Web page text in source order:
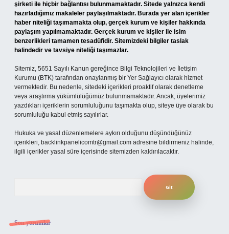
şirketi ile hiçbir bağlantısı bulunmamaktadır. Sitede yalnızca kendi
hazırladığımız makaleler paylaşılmaktadır. Burada yer alan içerikler
haber niteliği taşımamakta olup, gerçek kurum ve kişiler hakkında
paylaşım yapılmamaktadır. Gerçek kurum ve kişiler ile isim
benzerlikleri tamamen tesadüfidir. Sitemizdeki bilgiler taslak
halindedir ve tavsiye niteliği taşımazlar.
Sitemiz, 5651 Sayılı Kanun gereğince Bilgi Teknolojileri ve İletişim
Kurumu (BTK) tarafından onaylanmış bir Yer Sağlayıcı olarak hizmet
vermektedir. Bu nedenle, sitedeki içerikleri proaktif olarak denetleme
veya araştırma yükümlülüğümüz bulunmamaktadır. Ancak, üyelerimiz
yazdıkları içeriklerin sorumluluğunu taşımakta olup, siteye üye olarak bu
sorumluluğu kabul etmiş sayılırlar.
Hukuka ve yasal düzenlemelere aykırı olduğunu düşündüğünüz
içerikleri, backlinkpanelicomtr@gmail.com adresine bildirmeniz halinde,
ilgili içerikler yasal süre içerisinde sitemizden kaldırılacaktır.
Son yorumlar